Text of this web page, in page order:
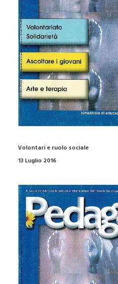
Volontari e ruolo sociale
13 Luglio 2016